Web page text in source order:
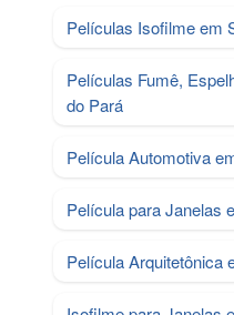
Películas Isofilme em
Películas Fumê,
do Pará
Película Automotiva
Película para Janelas
Película Arquitetônica